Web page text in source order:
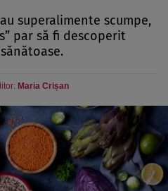
superalimente scumpe,
par să fi descoperit
Maria Crișan